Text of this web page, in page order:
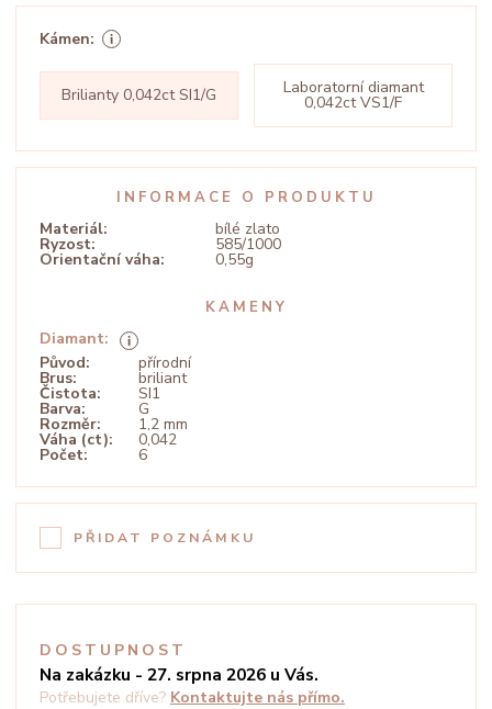
Kámen:
Brilianty 0,042ct SI1/G Laboratorní diamant
0,042ct VS1/F
INFORMACE O PRODUKTU
Materiál: bílé zlato
Ryzost: 585/1000
Orientační váha: 0,55g
KAMENY
Diamant:
Původ:
přírodní
Brus: briliant
Čistota: SI1
Barva: G
Rozměr: 1,2 mm
Váha (ct): 0,042
Počet: 6
PŘIDAT POZNÁMKU
DOSTUPNOST
Na zakázku - 27. srpna 2026 u Vás.
Potřebujete dříve? Kontaktujte nás přímo.